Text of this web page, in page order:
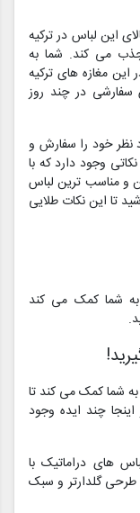
این لباس در ترکیه
می کند. شما به
مغازه های ترکیه
در چند روز
نظر خود را سفارش و
وجود دارد که با
و مناسب ترین لباس
تا این نکات طلایی
شما کمک می کند
شما کمک می کند تا
چند ایده وجود
های دراماتیک با
طرحی گلدارتر و سبک